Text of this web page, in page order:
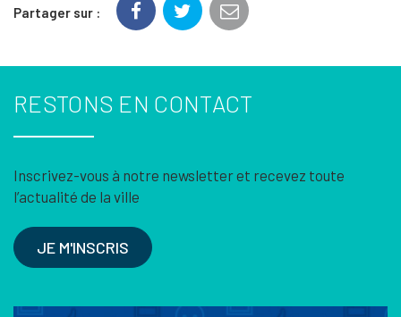
Partager sur :
RESTONS EN CONTACT
Inscrivez-vous à notre newsletter et recevez toute
l’actualité de la ville
JE M'INSCRIS